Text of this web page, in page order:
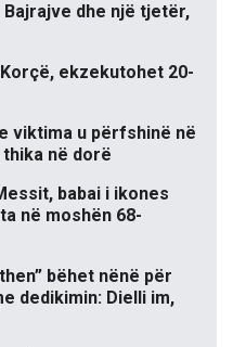
dhe një tjetër,
ekzekutohet 20-
viktima u përfshinë në
në dorë
babai i ikones
në moshën 68-
bëhet nënë për
dedikimin: Dielli im,